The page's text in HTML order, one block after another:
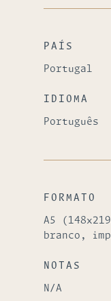
PAÍS
Portugal
IDIOMA
Português
FORMATO
A5
branco,
NOTAS
N/A